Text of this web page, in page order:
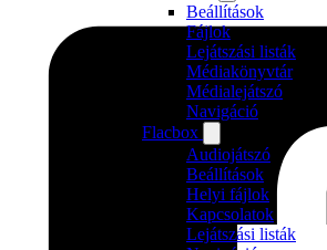
Beállítások
Fájlok
Lejátszási listák
Médiakönyvtár
Médialejátszó
Navigáció
Flacbox
Audiojátszó
Beállítások
Helyi fájlok
Kapcsolatok
Lejátszási listák